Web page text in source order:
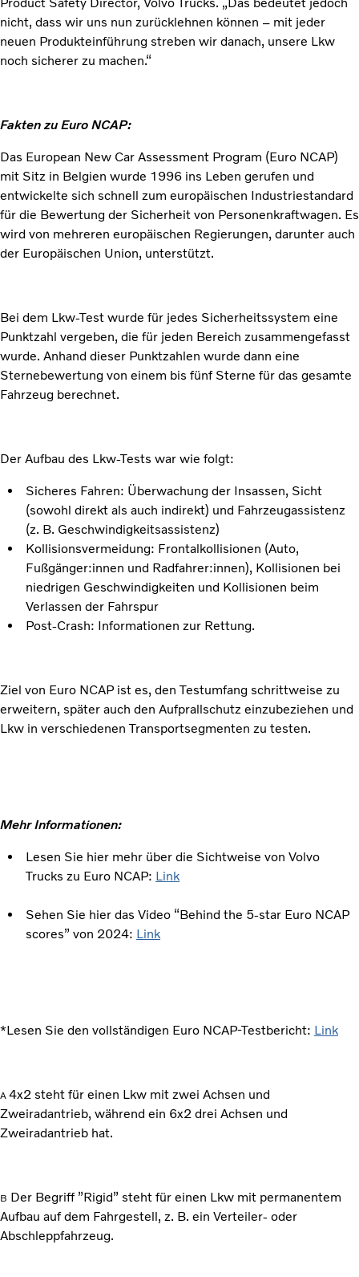
nicht, dass wir uns nun zurücklehnen können – mit jeder
neuen Produkteinführung streben wir danach, unsere Lkw
noch sicherer zu machen.“
Fakten zu Euro NCAP:
Das European New Car Assessment Program (Euro NCAP)
mit Sitz in Belgien wurde 1996 ins Leben gerufen und
entwickelte sich schnell zum europäischen Industriestandard
für die Bewertung der Sicherheit von Personenkraftwagen. Es
wird von mehreren europäischen Regierungen, darunter auch
der Europäischen Union, unterstützt.
Bei dem Lkw-Test wurde für jedes Sicherheitssystem eine
Punktzahl vergeben, die für jeden Bereich zusammengefasst
wurde. Anhand dieser Punktzahlen wurde dann eine
Sternebewertung von einem bis fünf Sterne für das gesamte
Fahrzeug berechnet.
Der Aufbau des Lkw-Tests war wie folgt:
Sicheres Fahren: Überwachung der Insassen, Sicht
(sowohl direkt als auch indirekt) und Fahrzeugassistenz
(z. B. Geschwindigkeitsassistenz)
Kollisionsvermeidung: Frontalkollisionen (Auto,
Fußgänger:innen und Radfahrer:innen), Kollisionen bei
niedrigen Geschwindigkeiten und Kollisionen beim
Verlassen der Fahrspur
Post-Crash: Informationen zur Rettung.
Ziel von Euro NCAP ist es, den Testumfang schrittweise zu
erweitern, später auch den Aufprallschutz einzubeziehen und
Lkw in verschiedenen Transportsegmenten zu testen.
Mehr Informationen:
Lesen Sie hier mehr über die Sichtweise von Volvo
Trucks zu Euro NCAP: Link
Sehen Sie hier das Video “Behind the 5-star Euro NCAP
scores” von 2024: Link
*Lesen Sie den vollständigen Euro NCAP-Testbericht: Link
A 4x2 steht für einen Lkw mit zwei Achsen und
Zweiradantrieb, während ein 6x2 drei Achsen und
Zweiradantrieb hat.
B Der Begriff ”Rigid” steht für einen Lkw mit permanentem
Aufbau auf dem Fahrgestell, z. B. ein Verteiler- oder
Abschleppfahrzeug.